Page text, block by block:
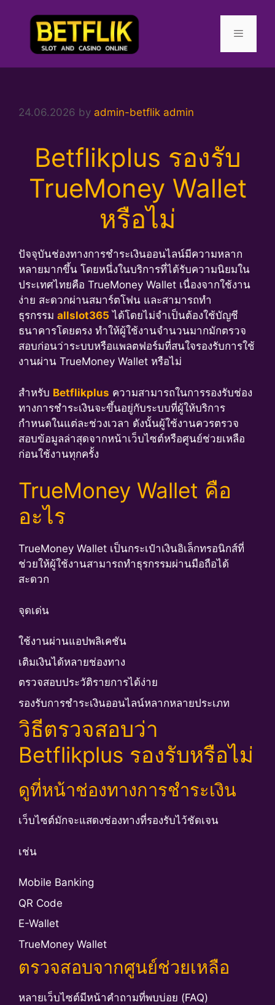
Menu
24.06.2026 by admin-betflik admin
Betflikplus รองรับ
TrueMoney Wallet
หรือไม่
ปัจจุบันช่องทางการชำระเงินออนไลน์มีความหลาก
หลายมากขึ้น โดยหนึ่งในบริการที่ได้รับความนิยมใน
ประเทศไทยคือ TrueMoney Wallet เนื่องจากใช้งาน
ง่าย สะดวกผ่านสมาร์ตโฟน และสามารถทำ
ธุรกรรม allslot365 ได้โดยไม่จำเป็นต้องใช้บัญชี
ธนาคารโดยตรง ทำให้ผู้ใช้งานจำนวนมากมักตรวจ
สอบก่อนว่าระบบหรือแพลตฟอร์มที่สนใจรองรับการใช้
งานผ่าน TrueMoney Wallet หรือไม่
สำหรับ Betflikplus ความสามารถในการรองรับช่อง
ทางการชำระเงินจะขึ้นอยู่กับระบบที่ผู้ให้บริการ
กำหนดในแต่ละช่วงเวลา ดังนั้นผู้ใช้งานควรตรวจ
สอบข้อมูลล่าสุดจากหน้าเว็บไซต์หรือศูนย์ช่วยเหลือ
ก่อนใช้งานทุกครั้ง
TrueMoney Wallet คือ
อะไร
TrueMoney Wallet เป็นกระเป๋าเงินอิเล็กทรอนิกส์ที่
ช่วยให้ผู้ใช้งานสามารถทำธุรกรรมผ่านมือถือได้
สะดวก
จุดเด่น
ใช้งานผ่านแอปพลิเคชัน
เติมเงินได้หลายช่องทาง
ตรวจสอบประวัติรายการได้ง่าย
รองรับการชำระเงินออนไลน์หลากหลายประเภท
วิธีตรวจสอบว่า
Betflikplus รองรับหรือไม่
ดูที่หน้าช่องทางการชำระเงิน
เว็บไซต์มักจะแสดงช่องทางที่รองรับไว้ชัดเจน
เช่น
Mobile Banking
QR Code
E-Wallet
TrueMoney Wallet
ตรวจสอบจากศูนย์ช่วยเหลือ
หลายเว็บไซต์มีหน้าคำถามที่พบบ่อย (FAQ)